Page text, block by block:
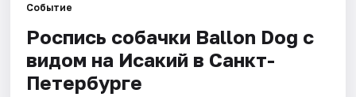
Города
Площадки
Событие
Роспись собачки Ballon Dog с
видом на Исакий в Санкт-
Петербурге